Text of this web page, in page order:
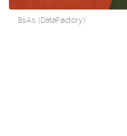
BsAs (DataFactory)